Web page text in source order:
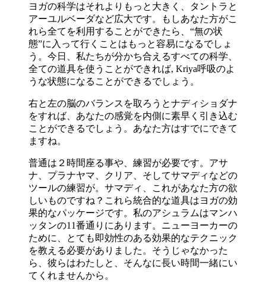
ヨガの科学はそれよりもっと大きく、タントラと
アーユルベーダなど広大です。もしあなた方がこ
れら全てを利用することができたら、“無の状
態”に入って行くことはもっと容易になるでしょ
う。今日、私たちが分かち合えるすべての科学、
全ての道具を使うことができれば, Kriya呼吸のよ
うな状態になることができるでしょう。
右と左の脳のバランスを取ろうとナディショダナ
をすれば、あなたの感覚を内側に素早く引き込む
ことができるでしょう。あなた方はすでにできて
ますね。
普通は２時間座る事や、練習が必要です。アサ
ナ、プラナヤマ、クリア、そしてサマディなどの
ツールの練習が。サマディ、これがあなた方の欲
しいものですね？これら統合的な道具はヨガの効
果的なパッケージです。私のアシュラムはマンハ
ッタンの11番通りにあります。ニューヨーカーの
ために、とても即効性のある効果的なテクニック
を教える必要がありました。そうじゃなかった
ら、彼らはわたしと、そんなに長い時間一緒にい
てくれませんから。